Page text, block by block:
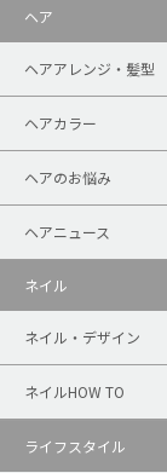
ヘア
ヘアアレンジ・髪型
ヘアカラー
ヘアのお悩み
ヘアニュース
ネイル
ネイル・デザイン
ネイルHOW TO
ライフスタイル